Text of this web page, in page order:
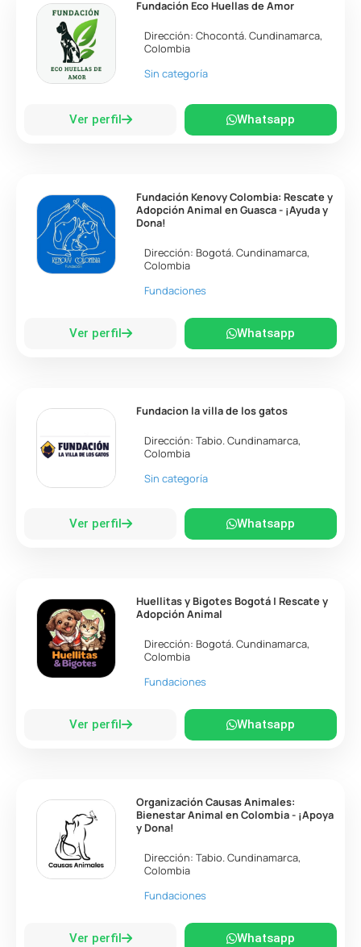
Fundación Eco Huellas de Amor
Dirección:Chocontá.Cundinamarca,
Colombia
Sin categoría
Ver perfil Whatsapp
Fundación Kenovy Colombia: Rescate y
Adopción Animal en Guasca - ¡Ayuda y
Dona!
Dirección: Bogotá.Cundinamarca,
Colombia
Fundaciones
Ver perfil Whatsapp
Fundacion la villa de los gatos
Dirección:Tabio.Cundinamarca,
Colombia
Sin categoría
Ver perfil Whatsapp
Huellitas y Bigotes Bogotá | Rescate y
Adopción Animal
Dirección: Bogotá.Cundinamarca,
Colombia
Fundaciones
Ver perfil Whatsapp
Organización Causas Animales:
Bienestar Animal en Colombia - ¡Apoya
y Dona!
Dirección:Tabio.Cundinamarca,
Colombia
Fundaciones
Ver perfil Whatsapp